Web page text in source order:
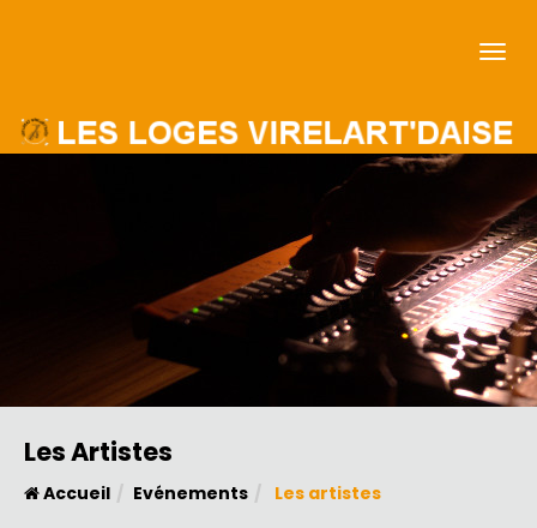
Les Artistes
Accueil Evénements Les artistes